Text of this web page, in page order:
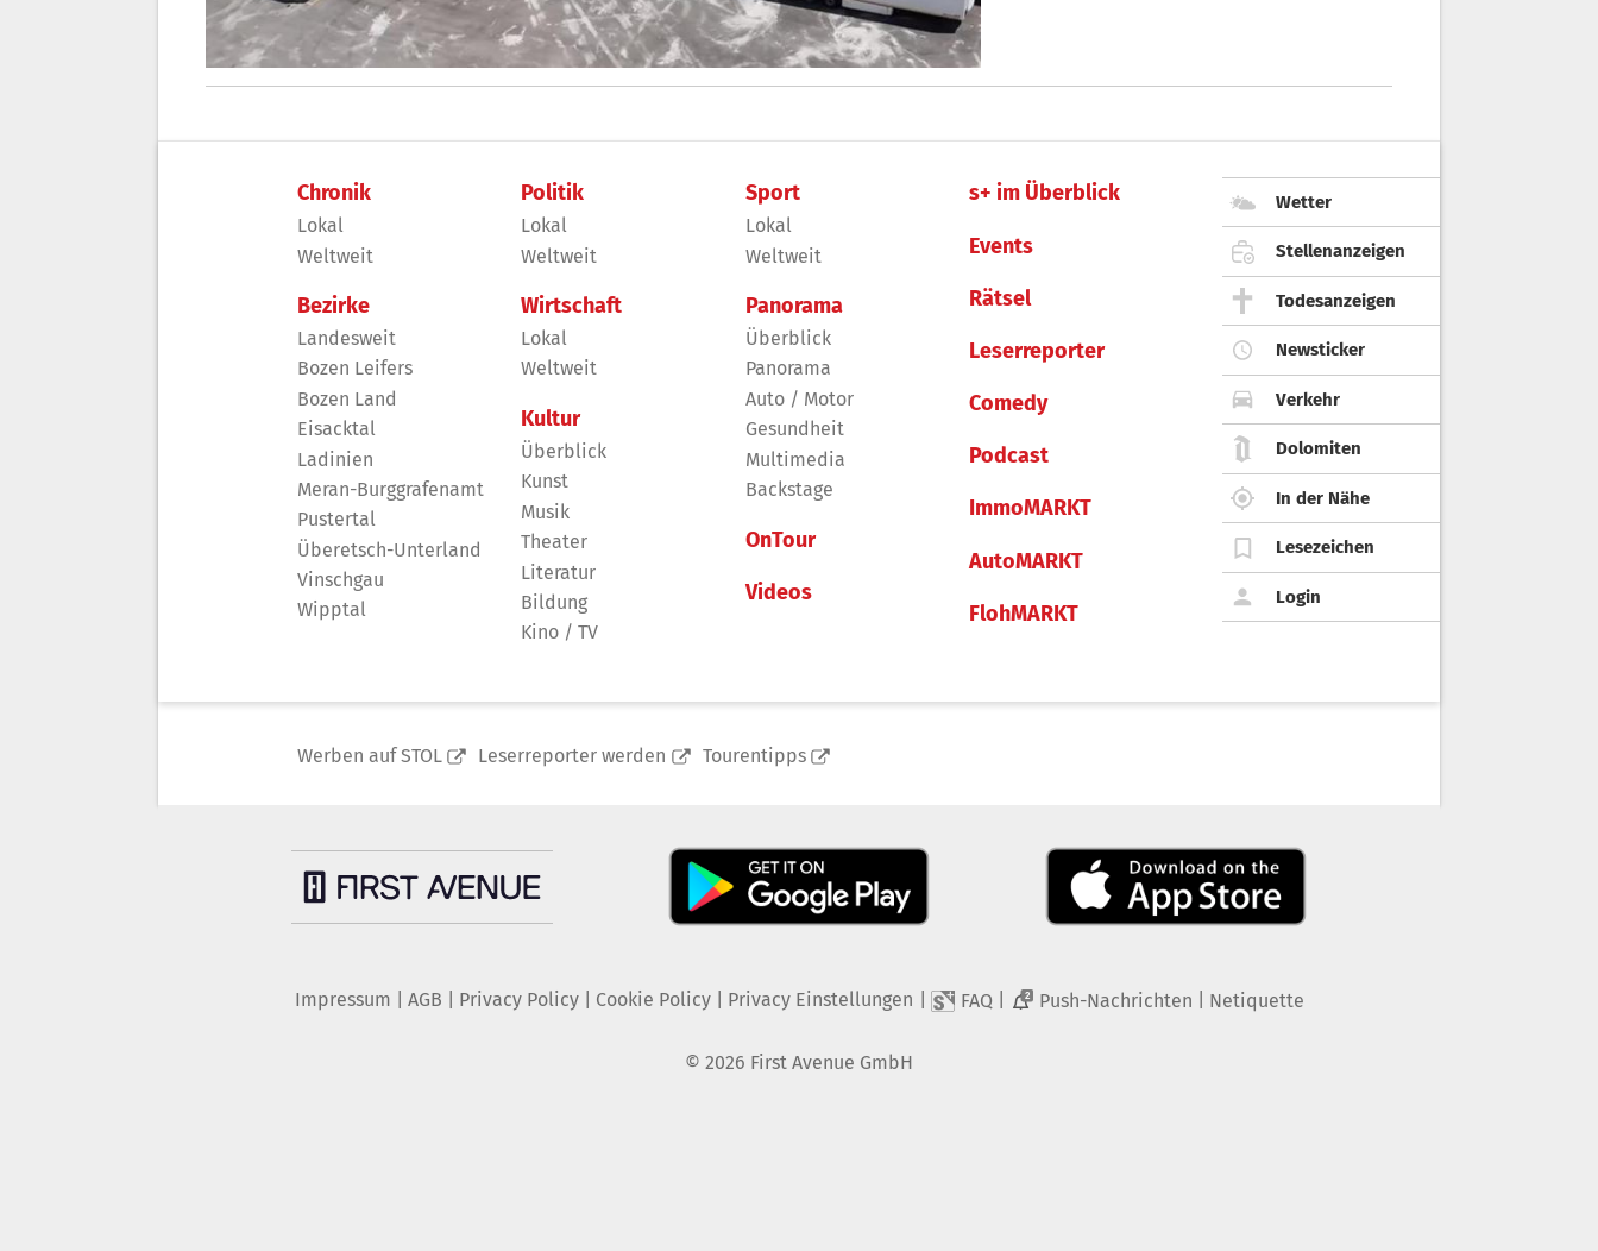
Chronik
Lokal
Weltweit
Bezirke
Landesweit
Bozen Leifers
Bozen Land
Eisacktal
Ladinien
Meran-Burggrafenamt
Pustertal
Überetsch-Unterland
Vinschgau
Wipptal
Politik
Lokal
Weltweit
Wirtschaft
Lokal
Weltweit
Kultur
Überblick
Kunst
Musik
Theater
Literatur
Bildung
Kino / TV
Sport
Lokal
Weltweit
Panorama
Überblick
Panorama
Auto / Motor
Gesundheit
Multimedia
Backstage
OnTour
Videos
s+ im Überblick
Events
Rätsel
Leserreporter
Comedy
Podcast
ImmoMARKT
AutoMARKT
FlohMARKT
Wetter
Stellenanzeigen
Todesanzeigen
Newsticker
Verkehr
Dolomiten
In der Nähe
Lesezeichen
Login
Werben auf STOL Leserreporter werden Tourentipps
Impressum AGB Privacy Policy| Cookie Policy| Privacy Einstellungen FAQ 2 Push-Nachrichten Netiquette
© 2026 First Avenue GmbH